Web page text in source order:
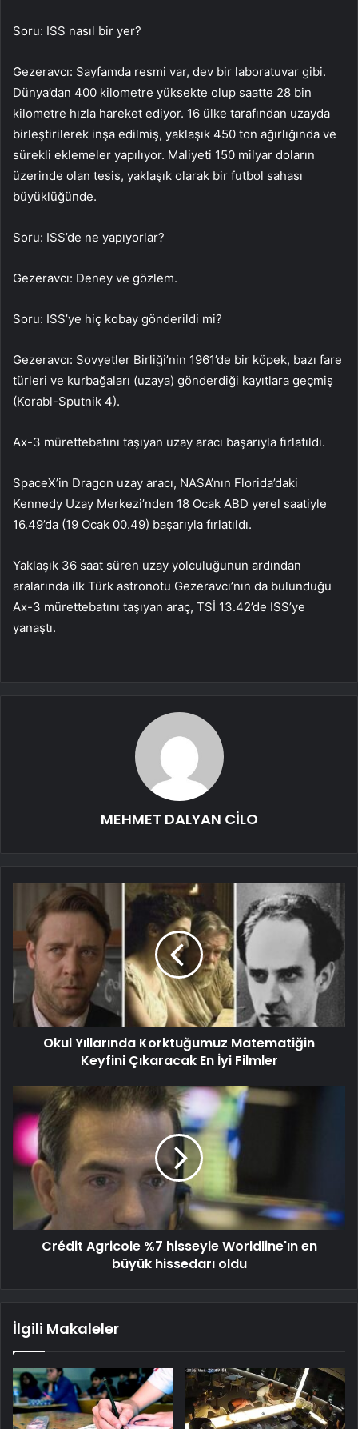
Soru: ISS nasıl bir yer?
Gezeravcı: Sayfamda resmi var, dev bir laboratuvar gibi.
Dünya’dan 400 kilometre yüksekte olup saatte 28 bin
kilometre hızla hareket ediyor. 16 ülke tarafından uzayda
birleştirilerek inşa edilmiş, yaklaşık 450 ton ağırlığında ve
sürekli eklemeler yapılıyor. Maliyeti 150 milyar doların
üzerinde olan tesis, yaklaşık olarak bir futbol sahası
büyüklüğünde.
Soru: ISS’de ne yapıyorlar?
Gezeravcı: Deney ve gözlem.
Soru: ISS’ye hiç kobay gönderildi mi?
Gezeravcı: Sovyetler Birliği’nin 1961’de bir köpek, bazı fare
türleri ve kurbağaları (uzaya) gönderdiği kayıtlara geçmiş
(Korabl-Sputnik 4).
Ax-3 mürettebatını taşıyan uzay aracı başarıyla fırlatıldı.
SpaceX’in Dragon uzay aracı, NASA’nın Florida’daki
Kennedy Uzay Merkezi’nden 18 Ocak ABD yerel saatiyle
16.49’da (19 Ocak 00.49) başarıyla fırlatıldı.
Yaklaşık 36 saat süren uzay yolculuğunun ardından
aralarında ilk Türk astronotu Gezeravcı’nın da bulunduğu
Ax-3 mürettebatını taşıyan araç, TSİ 13.42’de ISS’ye
yanaştı.
MEHMET DALYAN CİLO
Okul Yıllarında Korktuğumuz Matematiğin
Keyfini Çıkaracak En İyi Filmler
Crédit Agricole %7 hisseyle Worldline'ın en
büyük hissedarı oldu
İlgili Makaleler